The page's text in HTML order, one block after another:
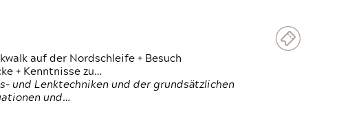
auf der Nordschleife + Besuch
+ Kenntnisse zu…
und Lenktechniken und der grundsätzlichen
und…